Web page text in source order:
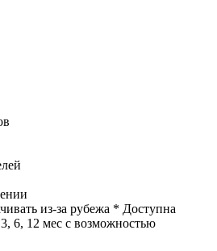
из-за рубежа * Доступна
3, 6, 12 мес с возможностью